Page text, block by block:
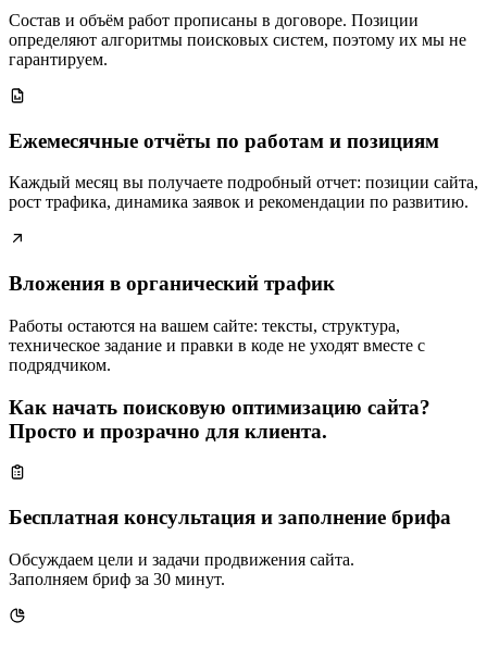
Состав и объём работ прописаны в договоре. Позиции
определяют алгоритмы поисковых систем, поэтому их мы не
гарантируем.
Ежемесячные отчёты по работам и позициям
Каждый месяц вы получаете подробный отчет: позиции сайта,
рост трафика, динамика заявок и рекомендации по развитию.
Вложения в органический трафик
Работы остаются на вашем сайте: тексты, структура,
техническое задание и правки в коде не уходят вместе с
подрядчиком.
Как начать поисковую оптимизацию сайта?
Просто и прозрачно для клиента.
Бесплатная консультация и заполнение брифа
Обсуждаем цели и задачи продвижения сайта.
Заполняем бриф за 30 минут.